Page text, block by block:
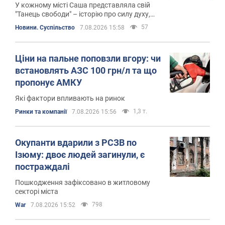
У кожному місті Саша представляла свій
"Танець свободи" – історію про силу духу,
незламність і віру в мрію
Новини. Суспільство 7.08.2026 15:58 57
Ціни на пальне поповзли вгору: чи
встановлять АЗС 100 грн/л та що
пропонує АМКУ
Які фактори впливають на ринок
Ринки та компанії 7.08.2026 15:56 1,3 т.
Окупанти вдарили з РСЗВ по
Ізюму: двоє людей загинули, є
постраждалі
Пошкодження зафіксовано в житловому
секторі міста
War 7.08.2026 15:52 798